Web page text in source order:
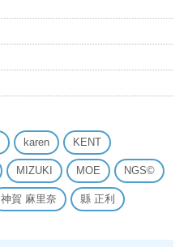
karen KENT
MIZUKI MOE NGS©
神賀 麻里奈 縣 正利